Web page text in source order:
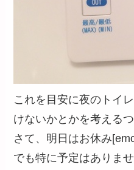
これを目安に夜のトイ
けないかとかを考えるつ
さて、明日はお休み
でも特に予定はありま